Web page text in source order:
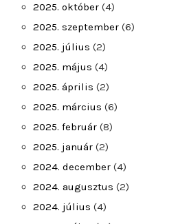
2025. október (4)
2025. szeptember (6)
2025. július (2)
2025. május (4)
2025. április (2)
2025. március (6)
2025. február (8)
2025. január (2)
2024. december (4)
2024. augusztus (2)
2024. július (4)